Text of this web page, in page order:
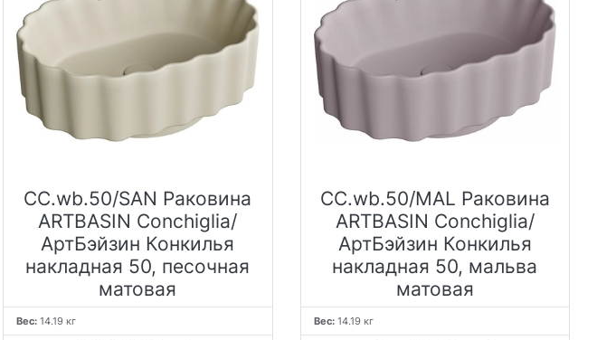
CC.wb.50/SAN Раковина
ARTBASIN Conchiglia/
АртБэйзин Конкилья
накладная 50, песочная
матовая
Вес: 14.19 кг
CC.wb.50/MAL Раковина
ARTBASIN Conchiglia/
АртБэйзин Конкилья
накладная 50, мальва
матовая
Вес: 14.19 кг